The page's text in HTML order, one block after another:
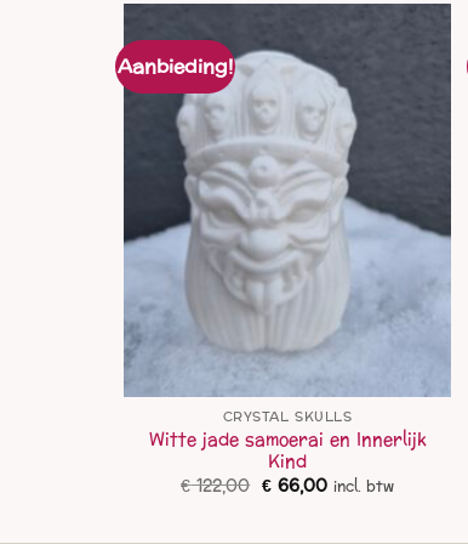
Aanbieding!
CRYSTAL SKULLS
Witte jade samoerai en Innerlijk
Kind
€122,00 Oorspronkelijke
prijs
€ 122,00.
€66,00Huidige
prijs
€ 66,00.
incl. btw